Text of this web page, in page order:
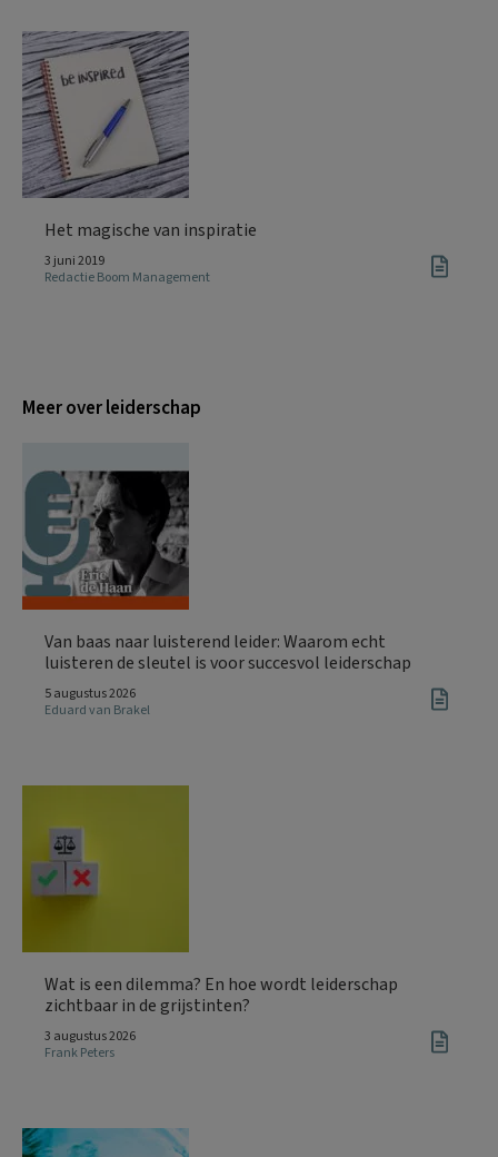
Het magische van inspiratie
3 juni 2019
Redactie Boom Management
Meer over leiderschap
Van baas naar luisterend leider: Waarom echt
luisteren de sleutel is voor succesvol leiderschap
5 augustus 2026
Eduard van Brakel
Wat is een dilemma? En hoe wordt leiderschap
zichtbaar in de grijstinten?
3 augustus 2026
Frank Peters